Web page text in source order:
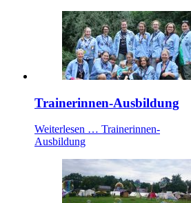
Trainerinnen-Ausbildung
Weiterlesen … Trainerinnen-
Ausbildung